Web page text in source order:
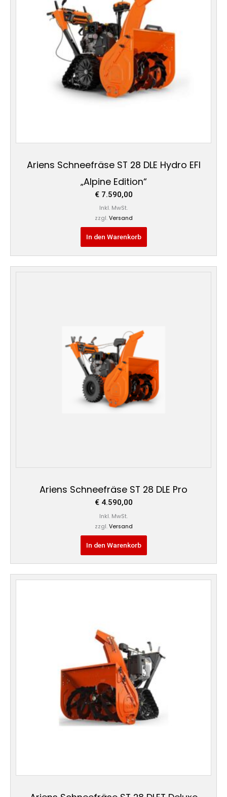
Ariens Schneefräse ST 28 DLE Hydro EFI
„Alpine Edition“
€7.590,00
Inkl. MwSt.
zzgl. Versand
In den Warenkorb
Ariens Schneefräse ST 28 DLE Pro
€4.590,00
Inkl. MwSt.
zzgl. Versand
In den Warenkorb